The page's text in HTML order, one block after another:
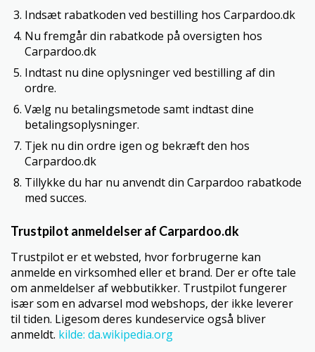
Indsæt rabatkoden ved bestilling hos Carpardoo.dk
Nu fremgår din rabatkode på oversigten hos
Carpardoo.dk
Indtast nu dine oplysninger ved bestilling af din
ordre.
Vælg nu betalingsmetode samt indtast dine
betalingsoplysninger.
Tjek nu din ordre igen og bekræft den hos
Carpardoo.dk
Tillykke du har nu anvendt din Carpardoo rabatkode
med succes.
Trustpilot anmeldelser af Carpardoo.dk
Trustpilot er et websted, hvor forbrugerne kan
anmelde en virksomhed eller et brand. Der er ofte tale
om anmeldelser af webbutikker. Trustpilot fungerer
især som en advarsel mod webshops, der ikke leverer
til tiden. Ligesom deres kundeservice også bliver
anmeldt. kilde: da.wikipedia.org